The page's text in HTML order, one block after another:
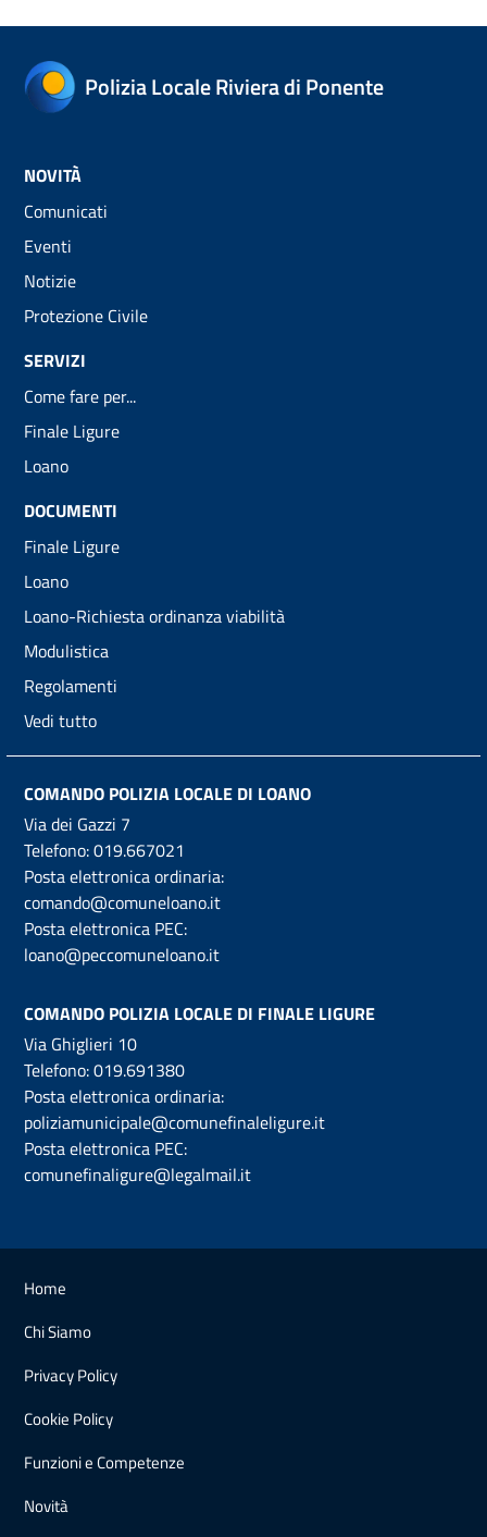
Polizia Locale Riviera di Ponente
NOVITÀ
Comunicati
Eventi
Notizie
Protezione Civile
SERVIZI
Come fare per...
Finale Ligure
Loano
DOCUMENTI
Finale Ligure
Loano
Loano-Richiesta ordinanza viabilità
Modulistica
Regolamenti
Vedi tutto
COMANDO POLIZIA LOCALE DI LOANO
Via dei Gazzi 7
Telefono:019.667021
Posta elettronica ordinaria:
comando@comuneloano.it
Posta elettronica PEC:
loano@peccomuneloano.it
COMANDO POLIZIA LOCALE DI FINALE LIGURE
Via Ghiglieri 10
Telefono:019.691380
Posta elettronica ordinaria:
poliziamunicipale@comunefinaleligure.it
Posta elettronica PEC:
comunefinaligure@legalmail.it
Home
Chi Siamo
Privacy Policy
Cookie Policy
Funzioni e Competenze
Novità